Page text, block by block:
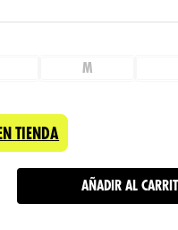
M
TIENDA
AÑADIR AL